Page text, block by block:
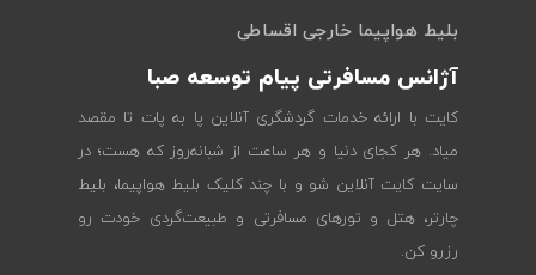
بلیط هواپیما خارجی اقساطی
آژانس مسافرتی پیام توسعه صبا
کایت با ارائه خدمات گردشگری آنلاین پا به پات تا مقصد
میاد. هر کجای دنیا و هر ساعت از شبانه‌روز که هست؛ در
سایت کایت آنلاین شو و با چند کلیک بلیط هواپیما، بلیط
چارتر، هتل و تورهای مسافرتی و طبیعت‌گردی خودت رو
رزرو کن.